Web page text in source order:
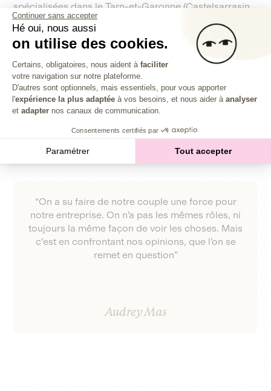
spécialisées dans le Tarn-et-Garonne (Castelsarrasin
et Campsas). Elles sont déjà partiellement saturées,
avec un plan de doublement des capacités de
production à 5 ans !
“C’est aussi pour ça que l’on a construit deux usines, pour
ne pas se voir toute la journée”,raconte en riant Olivier.
“On a su faire de notre couple une force pour
notre entreprise. On n’a pas les mêmes rôles, ni
toujours la même façon de voir les choses. Mais
c'est en confrontant nos opinions, que l’on se
remet en question”
Audrey Mas
Continuer sans accepter
Hé oui, nous aussi
on utilise des cookies.
Plateforme de Gestion du
Certains, obligatoires, nous aident à faciliter
votre navigation sur notre plateforme.
D'autres sont optionnels, mais essentiels, pour vous apporter
l'expérience la plus adaptée à vos besoins, et nous aider à analyser
et adapter nos canaux de communication.
Consentements certifiés par
Paramétrer Tout accepter
Axeptio consent